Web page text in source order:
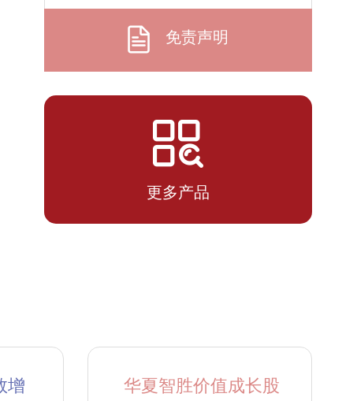
07-16
2.951
07-14
免责声明
更多产品
增
华夏智胜价值成长股